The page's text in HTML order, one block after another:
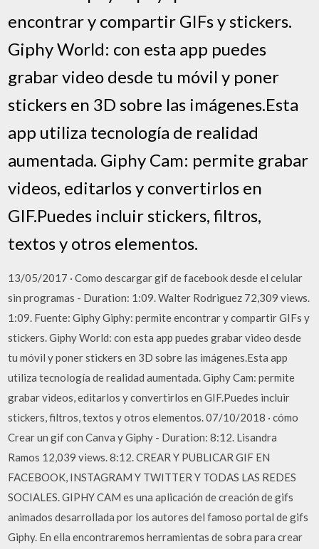
encontrar y compartir GIFs y stickers.
Giphy World: con esta app puedes
grabar video desde tu móvil y poner
stickers en 3D sobre las imágenes.Esta
app utiliza tecnología de realidad
aumentada. Giphy Cam: permite grabar
videos, editarlos y convertirlos en
GIF.Puedes incluir stickers, filtros,
textos y otros elementos.
13/05/2017 · Como descargar gif de facebook desde el celular
sin programas - Duration: 1:09. Walter Rodriguez 72,309 views.
1:09. Fuente: Giphy Giphy: permite encontrar y compartir GIFs y
stickers. Giphy World: con esta app puedes grabar video desde
tu móvil y poner stickers en 3D sobre las imágenes.Esta app
utiliza tecnología de realidad aumentada. Giphy Cam: permite
grabar videos, editarlos y convertirlos en GIF.Puedes incluir
stickers, filtros, textos y otros elementos. 07/10/2018 · cómo
Crear un gif con Canva y Giphy - Duration: 8:12. Lisandra
Ramos 12,039 views. 8:12. CREAR Y PUBLICAR GIF EN
FACEBOOK, INSTAGRAM Y TWITTER Y TODAS LAS REDES
SOCIALES. GIPHY CAM es una aplicación de creación de gifs
animados desarrollada por los autores del famoso portal de gifs
Giphy. En ella encontraremos herramientas de sobra para crear